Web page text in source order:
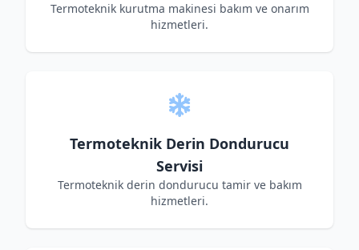
Termoteknik kurutma makinesi bakım ve onarım
hizmetleri.
Termoteknik Derin Dondurucu
Servisi
Termoteknik derin dondurucu tamir ve bakım
hizmetleri.